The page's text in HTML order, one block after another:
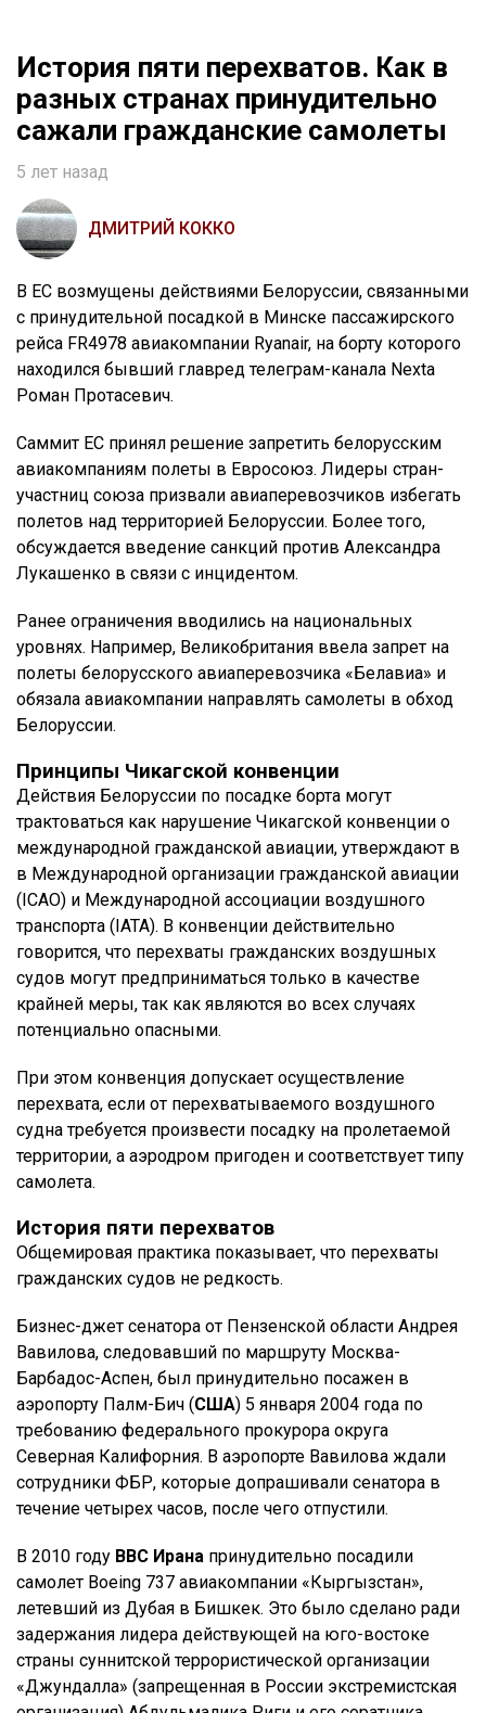
История пяти перехватов. Как в
разных странах принудительно
сажали гражданские самолеты
5 лет назад
ДМИТРИЙ КОККО
В ЕС возмущены действиями Белоруссии, связанными
с принудительной посадкой в Минске пассажирского
рейса FR4978 авиакомпании Ryanair, на борту которого
находился бывший главред телеграм-канала Nexta
Роман Протасевич.
Саммит ЕС принял решение запретить белорусским
авиакомпаниям полеты в Евросоюз. Лидеры стран-
участниц союза призвали авиаперевозчиков избегать
полетов над территорией Белоруссии. Более того,
обсуждается введение санкций против Александра
Лукашенко в связи с инцидентом.
Ранее ограничения вводились на национальных
уровнях. Например, Великобритания ввела запрет на
полеты белорусского авиаперевозчика «Белавиа» и
обязала авиакомпании направлять самолеты в обход
Белоруссии.
Принципы Чикагской конвенции
Действия Белоруссии по посадке борта могут
трактоваться как нарушение Чикагской конвенции о
международной гражданской авиации, утверждают в
в Международной организации гражданской авиации
(ICAO) и Международной ассоциации воздушного
транспорта (IATA). В конвенции действительно
говорится, что перехваты гражданских воздушных
судов могут предприниматься только в качестве
крайней меры, так как являются во всех случаях
потенциально опасными.
При этом конвенция допускает осуществление
перехвата, если от перехватываемого воздушного
судна требуется произвести посадку на пролетаемой
территории, а аэродром пригоден и соответствует типу
самолета.
История пяти перехватов
Общемировая практика показывает, что перехваты
гражданских судов не редкость.
Бизнес-джет сенатора от Пензенской области Андрея
Вавилова, следовавший по маршруту Москва-
Барбадос-Аспен, был принудительно посажен в
аэропорту Палм-Бич (США) 5 января 2004 года по
требованию федерального прокурора округа
Северная Калифорния. В аэропорте Вавилова ждали
сотрудники ФБР, которые допрашивали сенатора в
течение четырех часов, после чего отпустили.
В 2010 году ВВС Ирана принудительно посадили
самолет Boeing 737 авиакомпании «Кыргызстан»,
летевший из Дубая в Бишкек. Это было сделано ради
задержания лидера действующей на юго-востоке
страны суннитской террористической организации
«Джундалла» (запрещенная в России экстремистская